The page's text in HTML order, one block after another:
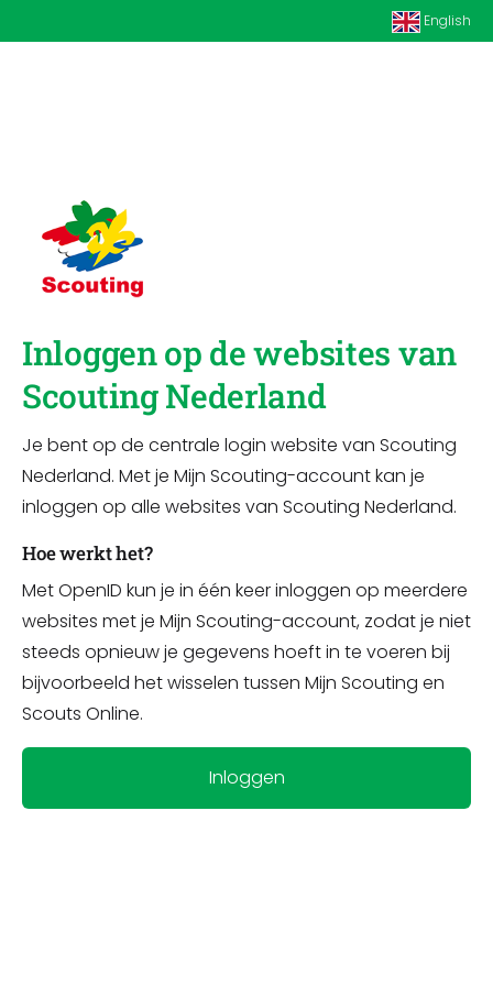
English
Inloggen op de websites van
Scouting Nederland
Je bent op de centrale login website van Scouting
Nederland. Met je Mijn Scouting-account kan je
inloggen op alle websites van Scouting Nederland.
Hoe werkt het?
Met OpenID kun je in één keer inloggen op meerdere
websites met je Mijn Scouting-account, zodat je niet
steeds opnieuw je gegevens hoeft in te voeren bij
bijvoorbeeld het wisselen tussen Mijn Scouting en
Scouts Online.
Inloggen